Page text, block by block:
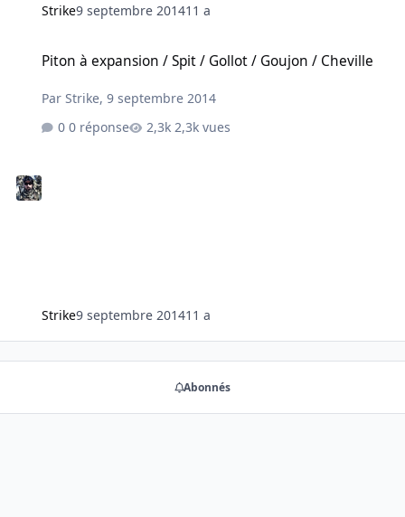
Strike9 septembre 201411 a
Piton à expansion / Spit / Gollot / Goujon / Cheville
ParStrike,9 septembre 2014
0 réponse
2,3k vues
Strike9 septembre 201411 a
Abonnés